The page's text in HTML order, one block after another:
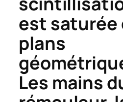
est saturée
plans
Les mains